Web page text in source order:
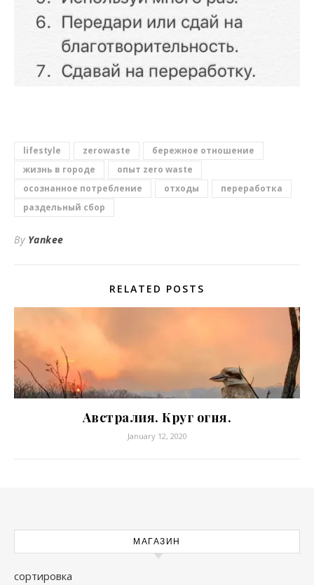
lifestyle zerowaste
бережное отношение
жизнь в городе
опыт zero waste
осознанное потребление
отходы
переработка
раздельный сбор
By Yankee
RELATED POSTS
Австралия. Круг огня.
January 12, 2020
МАГАЗИН
сортировка